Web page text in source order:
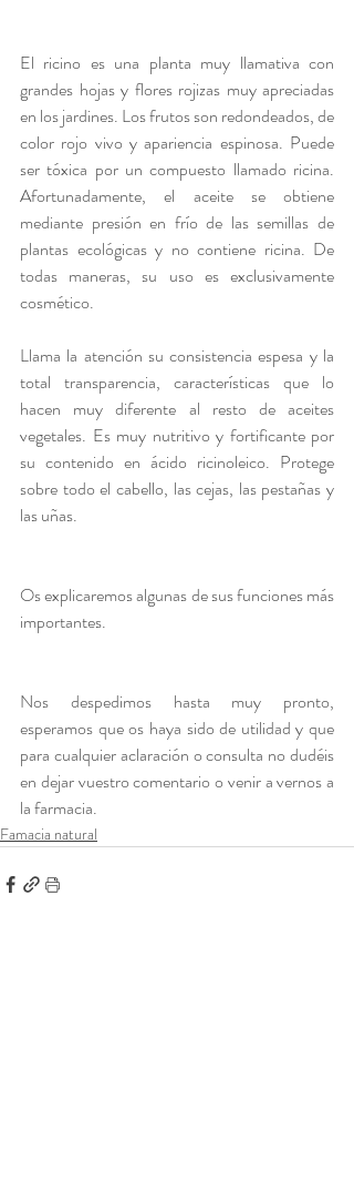
El ricino es una planta muy llamativa con
grandes hojas y flores rojizas muy apreciadas
en los jardines. Los frutos son redondeados, de
color rojo vivo y apariencia espinosa. Puede
ser tóxica por un compuesto llamado ricina.
Afortunadamente, el aceite se obtiene
mediante presión en frío de las semillas de
plantas ecológicas y no contiene ricina. De
todas maneras, su uso es exclusivamente
cosmético.
Llama la atención su consistencia espesa y la
total transparencia, características que lo
hacen muy diferente al resto de aceites
vegetales. Es muy nutritivo y fortificante por
su contenido en ácido ricinoleico. Protege
sobre todo el cabello, las cejas, las pestañas y
las uñas.
Os explicaremos algunas de sus funciones más
importantes.
Nos despedimos hasta muy pronto,
esperamos que os haya sido de utilidad y que
para cualquier aclaración o consulta no dudéis
en dejar vuestro comentario o venir a vernos a
la farmacia.
Famacia natural